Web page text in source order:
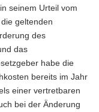
seinem Urteil vom
geltenden
des
das
habe die
bereits im Jahr
einer vertretbaren
bei der Änderung